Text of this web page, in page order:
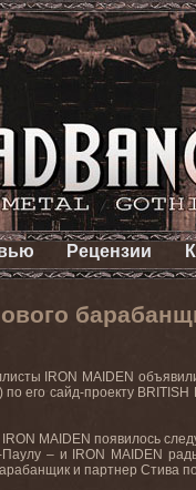
Рецензии
IRON MAIDEN
по его сайд-проекту BRITISH
IRON MAIDEN появилось
– и
IRON MAIDEN
и партнер Стива